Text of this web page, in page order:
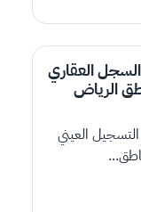
العقاري
الرياض
العيني